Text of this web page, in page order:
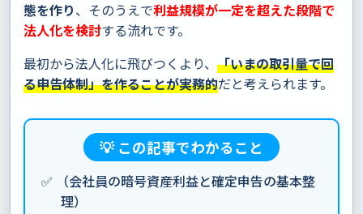
態を作り、そのうえで利益規模が一定を超えた段階で
法人化を検討する流れです。
最初から法人化に飛びつくより、 「いまの取引量で回
る申告体制」を作ることが実務的だと考えられます。
💡 この記事でわかること
✅ （会社員の暗号資産利益と確定申告の基本整
理）